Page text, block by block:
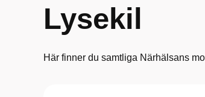
Lysekil
Här finner du samtliga Närhälsans